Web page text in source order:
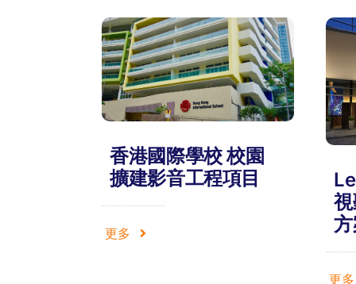
香港國際學校 校園
擴建影音工程項目
更多
更多